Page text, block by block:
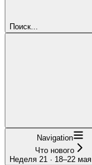
Поиск...
Navigation
Что нового
Неделя 21 · 18–22